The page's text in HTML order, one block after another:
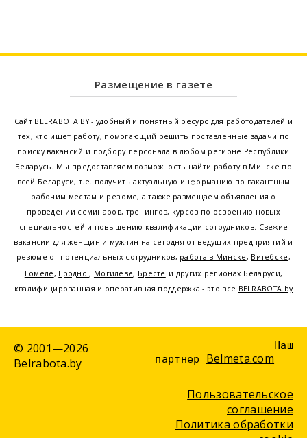
Размещение в газете
Сайт BELRABOTA.BY- удобный и понятный ресурс для работодателей и
тех, кто ищет работу, помогающий решить поставленные задачи по
поиску вакансий и подбору персонала в любом регионе Республики
Беларусь. Мы предоставляем возможность найти работу в Минске по
всей Беларуси, т.е. получить актуальную информацию по вакантным
рабочим местам и резюме, а также размещаем объявления о
проведении семинаров, тренингов, курсов по освоению новых
специальностей и повышению квалификации сотрудников. Свежие
вакансии для женщин и мужчин на сегодня от ведущих предприятий и
резюме от потенциальных сотрудников, работа в Минске, Витебске,
Гомеле, Гродно, Могилеве, Бресте и других регионах Беларуси,
квалифицированная и оперативная поддержка - это все BELRABOTA.by
© 2001—2026
Belrabota.by
Наш
партнер
Belmeta.com
Пользовательское
соглашение
Политика обработки